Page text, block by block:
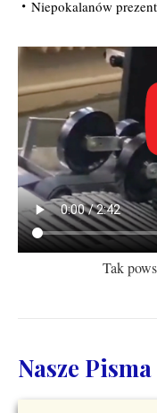
Niepokalanów
Tak
Nasze Pisma